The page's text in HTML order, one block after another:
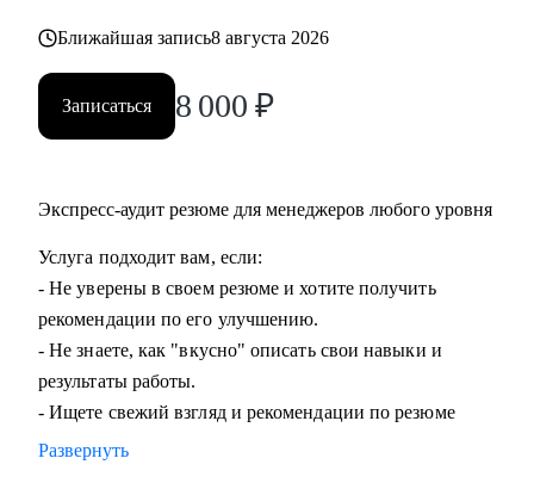
сотрудником/руководителем.
Кому могу помочь:
• Специалистам всех уровней в области, операций,
определиться с дальнейшими шагами.
• Тем, кто только стал руководителем: как работать с
командой, выстраивать эффективные процессы,
мотивировать, как работать с заказчиками и
руководителями.
• Опытным руководителям, кто испытывает сложности в
работе с командой или не понимает как дальше расти.
Ближайшая запись8 августа 2026
Записаться 8 000 ₽
Экспресс-аудит резюме для менеджеров любого уровня
Услуга подходит вам, если:
- Не уверены в своем резюме и хотите получить
рекомендации по его улучшению.
- Не знаете, как "вкусно" описать свои навыки и
результаты работы.
- Ищете свежий взгляд и рекомендации по резюме
Развернуть